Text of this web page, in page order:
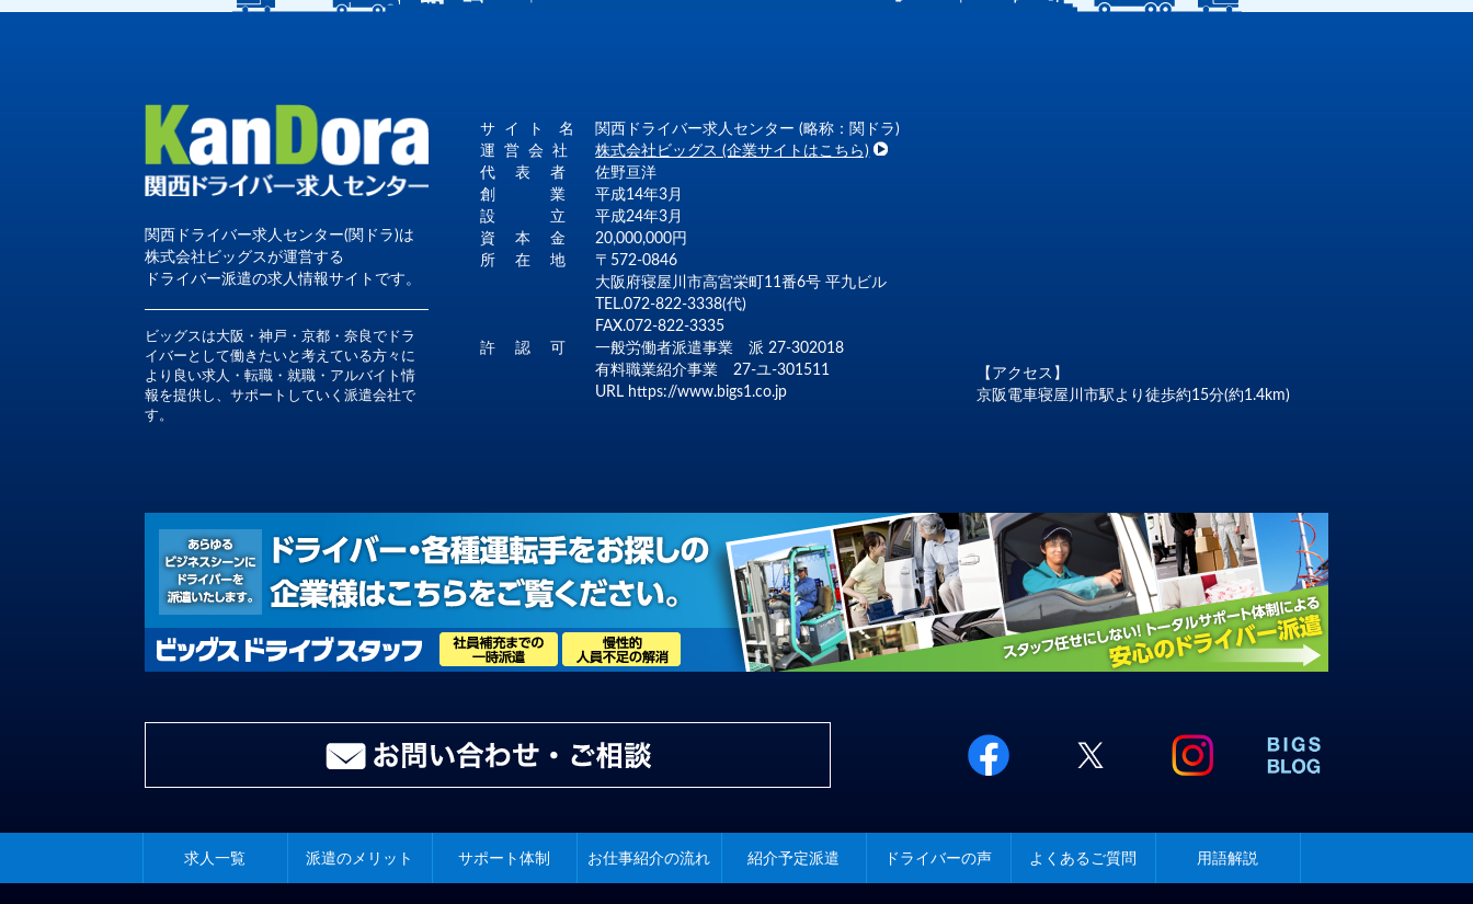
関西ドライバー求人センター(関ドラ)は
株式会社ビッグスが運営する
ドライバー派遣の求人情報サイトです。
ビッグスは大阪・神戸・京都・奈良でドラ
イバーとして働きたいと考えている方々に
より良い求人・転職・就職・アルバイト情
報を提供し、サポートしていく派遣会社で
す。
サ イ ト 名
関西ドライバー求人センター (略称：関ドラ)
運 営 会 社
株式会社ビッグス (企業サイトはこちら)
代 表 者
佐野亘洋
創 業
平成14年3月
設 立
平成24年3月
資 本 金
20,000,000円
所 在 地
〒572-0846
大阪府寝屋川市高宮栄町11番6号 平九ビル
TEL.072-822-3338(代)
FAX.072-822-3335
許 認 可
一般労働者派遣事業 派 27-302018
有料職業紹介事業 27-ユ-301511
URL https://www.bigs1.co.jp
【アクセス】
京阪電車寝屋川市駅より徒歩約15分(約1.4km)
求人一覧 派遣のメリット サポート体制 お仕事紹介の流れ 紹介予定派遣 ドライバーの声 よくあるご質問 用語解説